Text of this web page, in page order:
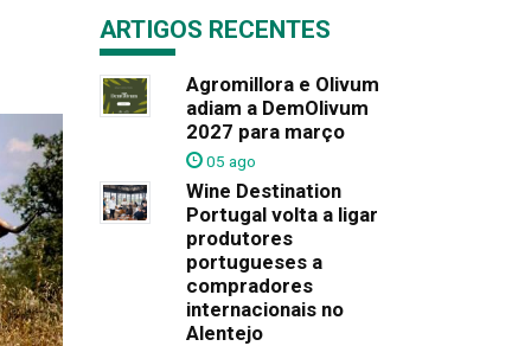
ARTIGOS RECENTES
Agromillora e Olivum
adiam a DemOlivum
2027 para março
05 ago
Wine Destination
Portugal volta a ligar
produtores
portugueses a
compradores
internacionais no
Alentejo